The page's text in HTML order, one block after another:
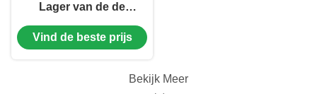
Lager van de de
Beetjes Verzegelde
Rol van de Rotsrol
Vind de beste prijs
Bekijk Meer